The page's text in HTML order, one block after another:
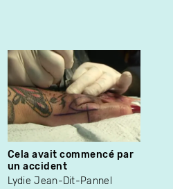
Cela avait commencé par
un accident
Lydie Jean-Dit-Pannel